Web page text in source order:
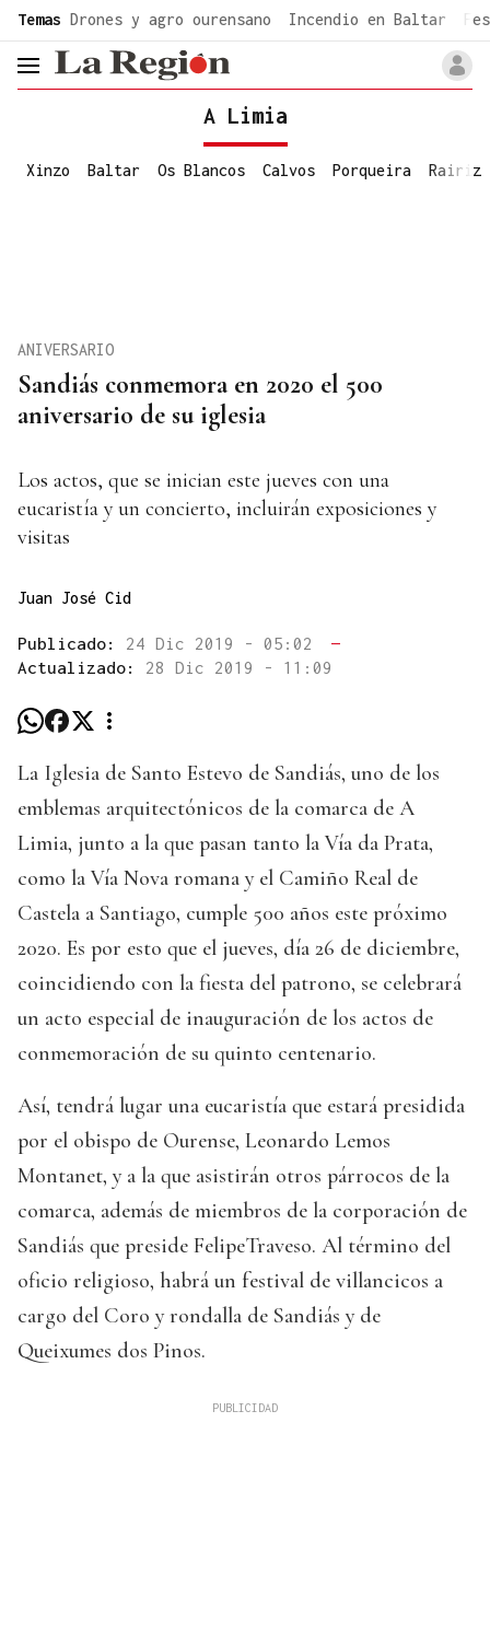
Temas Drones y agro ourensano Incendio en Baltar
header.menu.open
A Limia
Xinzo Baltar Os Blancos Calvos Porqueira Rairiz
Sandiás conmemora en 2020 el 500
aniversario de su iglesia
ANIVERSARIO
Los actos, que se inician este jueves con una
eucaristía y un concierto, incluirán exposiciones y
visitas
Juan José Cid
Publicado: 24 Dic 2019 - 05:02
—
Actualizado: 28 Dic 2019 - 11:09
La Iglesia de Santo Estevo de Sandiás, uno de los
emblemas arquitectónicos de la comarca de A
Limia, junto a la que pasan tanto la Vía da Prata,
como la Vía Nova romana y el Camiño Real de
Castela a Santiago, cumple 500 años este próximo
2020. Es por esto que el jueves, día 26 de diciembre,
coincidiendo con la fiesta del patrono, se celebrará
un acto especial de inauguración de los actos de
conmemoración de su quinto centenario.
Así, tendrá lugar una eucaristía que estará presidida
por el obispo de Ourense, Leonardo Lemos
Montanet, y a la que asistirán otros párrocos de la
comarca, además de miembros de la corporación de
Sandiás que preside FelipeTraveso. Al término del
oficio religioso, habrá un festival de villancicos a
cargo del Coro y rondalla de Sandiás y de
Queixumes dos Pinos.